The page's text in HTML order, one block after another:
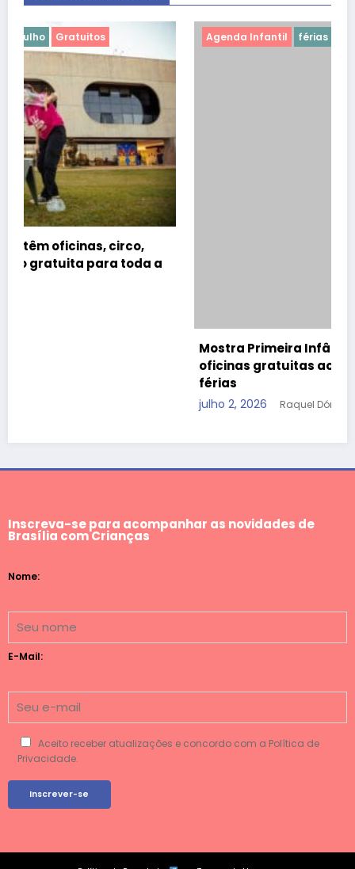
Agenda Infantil Gratuitos
Mostra Primeira Infância leva teatro, cinema e
oficinas gratuitas ao CCBB Brasília durante as
férias
julho 2, 2026 Raquel Dória
Inscreva-se para acompanhar as novidades de
Brasília com Crianças
Nome:
E-Mail:
Aceito receber atualizações e concordo com a Política de
Privacidade.